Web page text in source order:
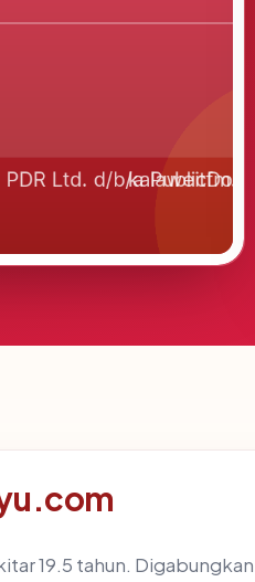
19.5 tahun.